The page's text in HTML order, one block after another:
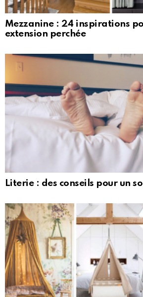
Mezzanine : 24 inspirations
extension perchée
Literie : des conseils pour un